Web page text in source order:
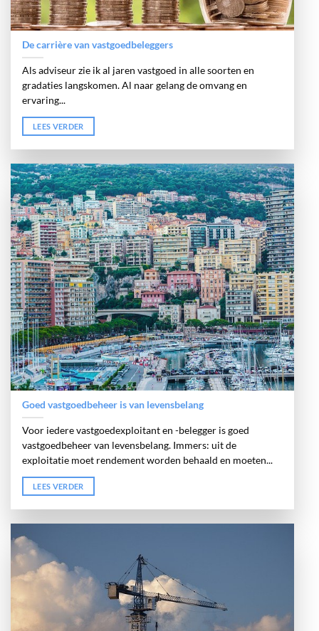
De carrière van vastgoedbeleggers
Als adviseur zie ik al jaren vastgoed in alle soorten en
gradaties langskomen. Al naar gelang de omvang en
ervaring...
LEES VERDER
Goed vastgoedbeheer is van levensbelang
Voor iedere vastgoedexploitant en -belegger is goed
vastgoedbeheer van levensbelang. Immers: uit de
exploitatie moet rendement worden behaald en moeten...
LEES VERDER